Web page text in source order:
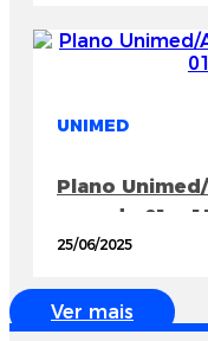
UNIMED
Plano
zero de 01 a
25/06/2025
Ver mais